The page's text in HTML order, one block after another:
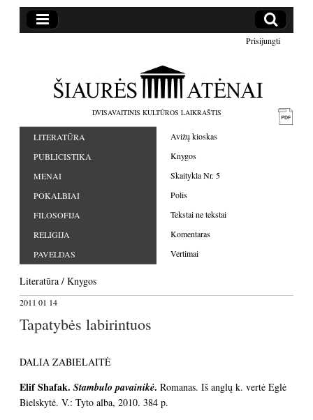
Prisijungti
DVISAVAITINIS KULTŪROS LAIKRAŠTIS
LITERATŪRA
PUBLICISTIKA
MENAI
POKALBIAI
FILOSOFIJA
RELIGIJA
PAVELDAS
Avižų kioskas
Knygos
Skaitykla Nr. 5
Polis
Tekstai ne tekstai
Komentaras
Vertimai
Literatūra / Knygos
2011 01 14
Tapatybės labirintuos
DALIA ZABIELAITĖ
Elif Shafak. Stambulo pavainikė. Romanas. Iš anglų k. vertė Eglė
Bielskytė. V.: Tyto alba, 2010. 384 p.